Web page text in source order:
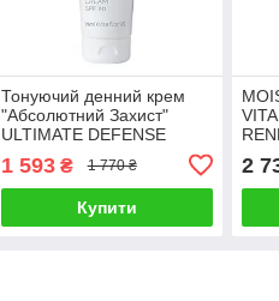
Тонуючий денний крем
"Абсолютний Захист"
ULTIMATE DEFENSE
SPF20 BIO PHYTO
CHRISTINA 75 мл
1 593₴ 1 770 ₴
Купити
2